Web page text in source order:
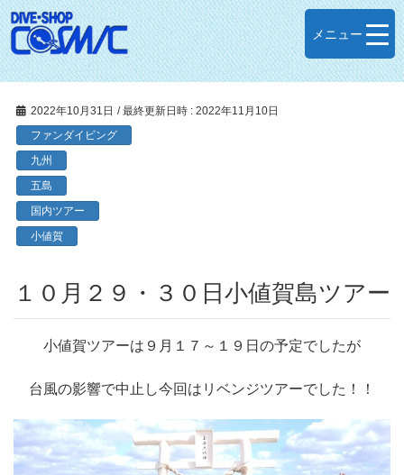
メニュー
2022年10月31日 / 最終更新日時 : 2022年11月10日
ファンダイビング
九州
五島
国内ツアー
小値賀
１０月２９・３０日小値賀島ツアー
小値賀ツアーは９月１７～１９日の予定でしたが
台風の影響で中止し今回はリベンジツアーでした！！